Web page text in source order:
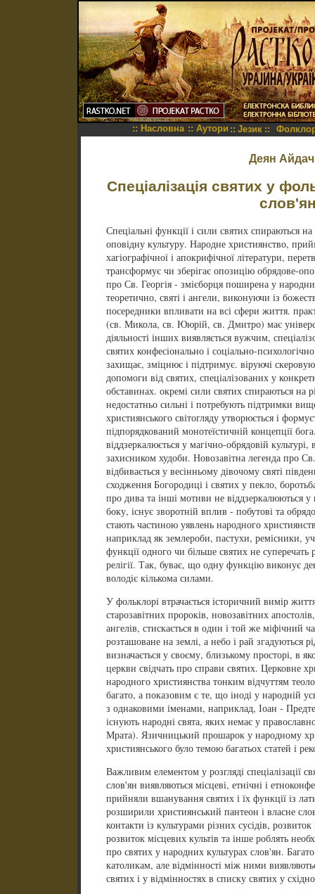
:: Насловна :: Аутори :: Језик ::
Деян
Спеціалізація святих у
Спеціальні функції і сили святих спираються
оповідну культуру. Народне християнство,
хагіографічної і апокрифічної літератури,
трансформує чи зберігає опозицію обрядове-
про Св. Георгія - змієборця поширена у
теоретично, святі і ангели, виконуючи із
посередники впливати на всі сфери життя.
(св. Микола, св. Ююрій, св. Дмитро) має
діяльності інших виявляється вужчим,
святих конфесіонально і соціально-
захищає, зміцнює і підтримує. віруючі
допомоги від святих, спеціалізованих у
обставинах. окремі сили святих спираються на
недостатньо сильні і потребують підтримки
християнського світогляду утворюється і
підпорядкований монотеїстичній концепції
віддзеркалюється у магічно-обрядовій
захисником худоби. Новозавітна легенда про
відбивається у весінньому дівочому святі
сходження Богородиці і святих у пекло,
про дива та інші мотиви не віддзеркалюються
боку, існує зворотній вплив - побутові та
стають частиною уявлень народного
наприклад як землероби, пастухи, ремісники,
функції одного чи більше святих не
релігії. Так, буває, що одну функцію виконує
володіє кількома силами.
У фольклорі втрачається історичний вимір
старозавітних пророків, новозавітних
ангелів, стискається в один і той же міфічний
розташоване на землі, а небо і рай згадуються
визначається у своєму, близькому просторі, в
церкви свідчать про справи святих. Церковне
народного християнства тонким відчуттям
багато, а показовим є те, що іноді у народній
з однаковими іменами, наприклад, Іоан -
існують народні свята, яких немає у
Мрата). Язичницький прошарок у народному
християнського було темою багатьох статей і
Важливим елементом у розгляді спеціалізації
слов'ян виявляються місцеві, етнічні і
прийняли вшанування святих і їх функції із
розширили християнський пантеон і власне
контакти із культурами різних сусідів,
розвиток місцевих культів та інше роблять
про святих у народних культурах слов'ян.
католикам, але відмінності між ними
святих і у відмінностях в списку святих у